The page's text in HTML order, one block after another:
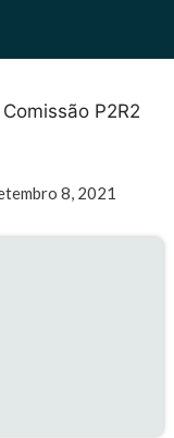
8, 2021